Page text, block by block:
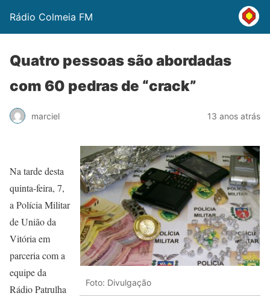
Rádio Colmeia FM
Quatro pessoas são abordadas
com 60 pedras de “crack”
marciel 13 anos atrás
Foto: Divulgação
Na tarde desta
quinta-feira, 7,
a Polícia Militar
de União da
Vitória em
parceria com a
equipe da
Rádio Patrulha